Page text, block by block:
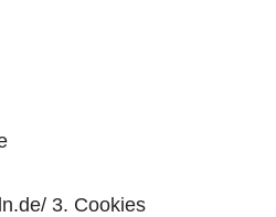
3. Cookies